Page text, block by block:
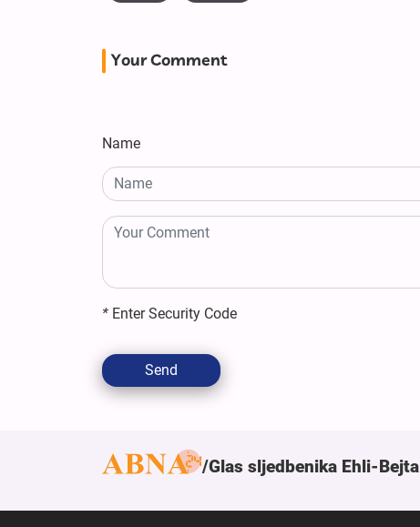
Your Comment
Name
* Enter Security Code
Send
Glas sljedbenika Ehli-Bejta